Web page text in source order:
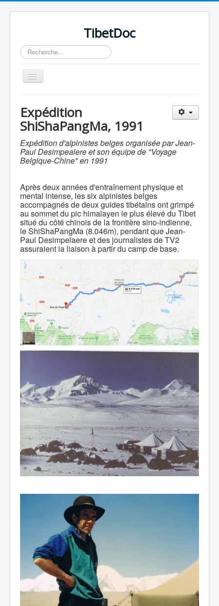
TibetDoc
Rechercher
Basculer
la
≡
Expédition
ShiShaPangMa, 1991
Expédition d'alpinistes belges organisée par Jean-
Paul Desimpealere et son équipe de "Voyage
Belgique-Chine" en 1991
Après deux années d'entraînement physique et
mental intense, les six alpinistes belges
accompagnés de deux guides tibétains ont grimpé
au sommet du pic himalayen le plus élevé du Tibet
situé du côté chinois de la frontière sino-indienne,
le ShiShaPangMa (8.046m), pendant que Jean-
Paul Desimpelaere et des journalistes de TV2
assuraient la liaison à partir du camp de base.